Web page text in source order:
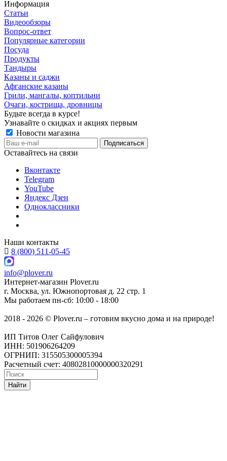
Информация
Статьи
Видеообзоры
Вопрос-ответ
Популярные категории
Посуда
Продукты
Тандыры
Казаны и саджи
Афганские казаны
Грили, мангалы, коптильни
Очаги, кострища, дровницы
Будьте всегда в курсе!
Узнавайте о скидках и акциях первым
Новости магазина
Оставайтесь на связи
Вконтакте
Telegram
YouTube
Яндекс Дзен
Одноклассники
Наши контакты
8 (800) 511-05-45
info@plover.ru
Интернет-магазин Plover.ru
г. Москва, ул. Южнопортовая д. 22 стр. 1
Мы работаем пн-сб: 10:00 - 18:00
2018 - 2026 © Plover.ru – готовим вкусно дома и на природе!
ИП Титов Олег Сайфулович
ИНН: 501906264209
ОГРНИП: 315505300005394
Расчетный счет: 40802810000000320291
Найти